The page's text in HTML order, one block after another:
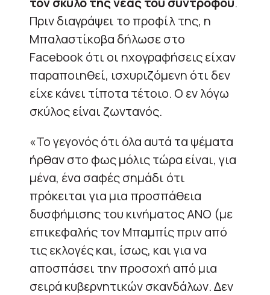
Πριν διαγράψει το προφίλ της, η
Μπαλαστίκοβα δήλωσε στο
Facebook ότι οι ηχογραφήσεις είχαν
παραποιηθεί, ισχυριζόμενη ότι δεν
είχε κάνει τίποτα τέτοιο. Ο εν λόγω
σκύλος είναι ζωντανός.
«Το γεγονός ότι όλα αυτά τα ψέματα
ήρθαν στο φως μόλις τώρα είναι, για
μένα, ένα σαφές σημάδι ότι
πρόκειται για μια προσπάθεια
δυσφήμισης του κινήματος ANO (με
επικεφαλής τον Μπαμπίς πριν από
τις εκλογές και, ίσως, και για να
αποσπάσει την προσοχή από μια
σειρά κυβερνητικών σκανδάλων. Δεν